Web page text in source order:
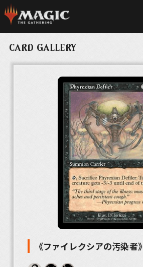
CARD GALLERY
《ファイレクシアの汚染者》